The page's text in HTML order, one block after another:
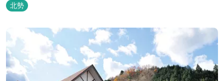
北勢